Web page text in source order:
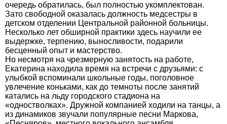
очередь обратилась, был полностью укомплектован.
Зато свободной оказалась должность медсестры в
детском отделении Центральной районной больницы.
Несколько лет обширной практики здесь научили ее
выдержке, терпению, выносливости, подарили
бесценный опыт и мастерство.
Но несмотря на чрезмерную занятость на работе,
Екатерина находила время на встречи с друзьями: с
улыбкой вспоминали школьные годы, поголовное
увлечение коньками, как до темноты после занятий
катались на льду городского стадиона на
«одностволках». Дружной компанией ходили на танцы, а
из динамиков звучали популярные песни Маркова,